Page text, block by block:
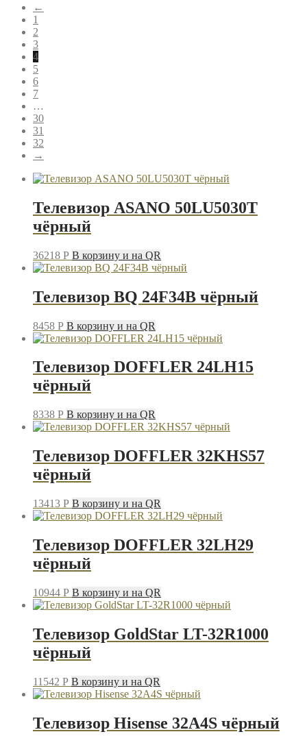
←
1
2
3
4
5
6
7
…
30
31
32
→
Телевизор ASANO 50LU5030T
чёрный
36218 P В корзину и на QR
Телевизор BQ 24F34B чёрный
8458 P В корзину и на QR
Телевизор DOFFLER 24LH15
чёрный
8338 P В корзину и на QR
Телевизор DOFFLER 32KHS57
чёрный
13413 P В корзину и на QR
Телевизор DOFFLER 32LH29
чёрный
10944 P В корзину и на QR
Телевизор GoldStar LT-32R1000
чёрный
11542 P В корзину и на QR
Телевизор Hisense 32A4S чёрный